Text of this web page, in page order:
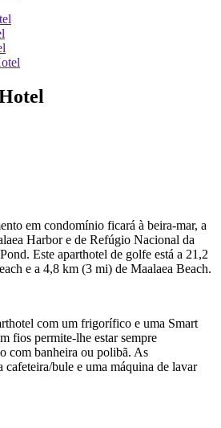
em condomínio ficará à beira-mar, a
Harbor e de Refúgio Nacional da
Este aparthotel de golfe está a 21,2
e a 4,8 km (3 mi) de Maalaea Beach.
com um frigorífico e uma Smart
fios permite-lhe estar sempre
com banheira ou polibã. As
cafeteira/bule e uma máquina de lavar